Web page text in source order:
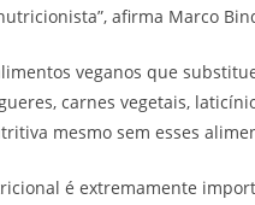
afirma Marco
veganos que
carnes vegetais,
mesmo sem esses
é extremamente